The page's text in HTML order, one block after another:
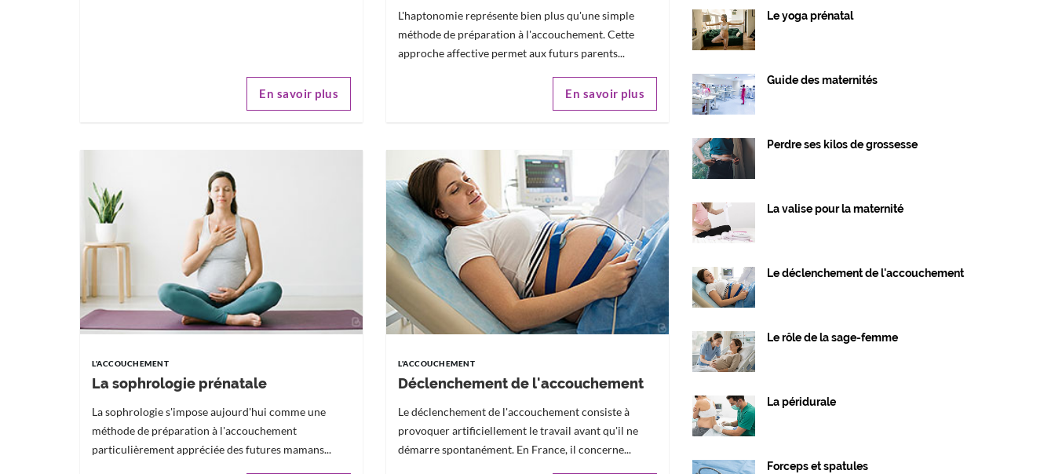
En savoir plus
L'haptonomie représente bien plus qu'une simple
méthode de préparation à l'accouchement. Cette
approche affective permet aux futurs parents...
En savoir plus
L'ACCOUCHEMENT
La sophrologie prénatale
La sophrologie s'impose aujourd'hui comme une
méthode de préparation à l'accouchement
particulièrement appréciée des futures mamans...
L'ACCOUCHEMENT
Déclenchement de l'accouchement
Le déclenchement de l'accouchement consiste à
provoquer artificiellement le travail avant qu'il ne
démarre spontanément. En France, il concerne...
Le yoga prénatal
Guide des maternités
Perdre ses kilos de grossesse
La valise pour la maternité
Le déclenchement de l'accouchement
Le rôle de la sage-femme
La péridurale
Forceps et spatules